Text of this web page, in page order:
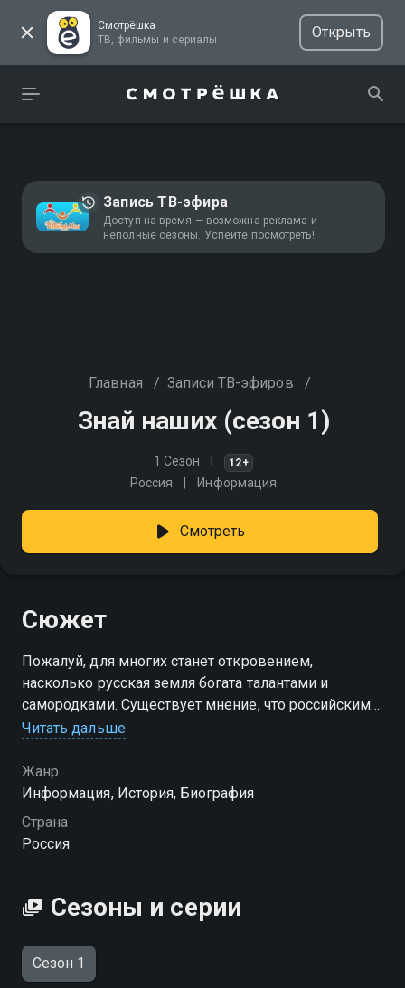
Смотрёшка
ТВ, фильмы и сериалы
Открыть
Запись ТВ-эфира
Доступ на время — возможна реклама и
неполные сезоны. Успейте посмотреть!
Главная / Записи ТВ-эфиров /
Знай наших (сезон 1)
1 Сезон 12+
Россия Информация
Смотреть
Сюжет
Пожалуй, для многих станет откровением,
насколько русская земля богата талантами и
самородками. Существует мнение, что российским
изобретателям принадлежит треть всех
Посмотреть онлайн 1 сезон сериала Знай наших вы
можете совершенно бесплатно в хорошем HD
качестве на Смотрёшке
Читать дальше
Жанр
Информация, История, Биография
Страна
Россия
Сезоны и серии
Сезон 1